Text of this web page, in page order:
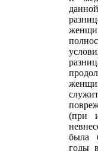
(при
была
годы